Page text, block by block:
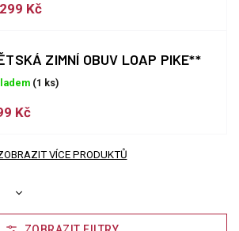
Kč
ZIMNÍ OBUV LOAP PIKE**
(1 ks)
Kč
VÍCE PRODUKTŮ